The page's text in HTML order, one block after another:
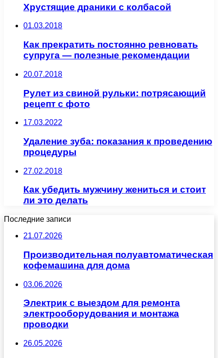
Хрустящие драники с колбасой
01.03.2018
Как прекратить постоянно ревновать
супруга — полезные рекомендации
20.07.2018
Рулет из свиной рульки: потрясающий
рецепт с фото
17.03.2022
Удаление зуба: показания к проведению
процедуры
27.02.2018
Как убедить мужчину жениться и стоит
ли это делать
Последние записи
21.07.2026
Производительная полуавтоматическая
кофемашина для дома
03.06.2026
Электрик с выездом для ремонта
электрооборудования и монтажа
проводки
26.05.2026